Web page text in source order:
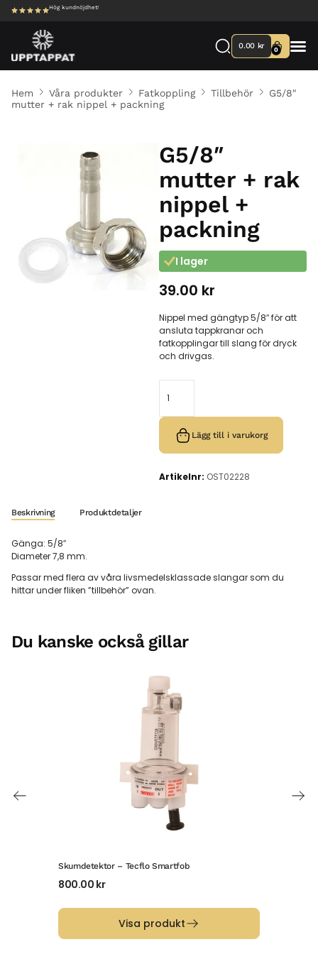
Hög kundnöjdhet!
0.00 kr 0
Hem Våra produkter Fatkoppling Tillbehör
G5/8″
mutter + rak nippel + packning
G5/8″
mutter + rak
nippel +
packning
I lager
39.00 kr
Nippel med gängtyp 5/8″ för att
ansluta tappkranar och
fatkopplingar till slang för dryck
och drivgas.
Lägg till i varukorg
Artikelnr: OST02228
Beskrivning Produktdetaljer
Gänga: 5/8″
Diameter 7,8 mm.
Passar med flera av våra livsmedelsklassade slangar som du
hittar under fliken ”tillbehör” ovan.
Du kanske också gillar
Skumdetektor – Tecflo Smartfob
800.00 kr
Visa produkt